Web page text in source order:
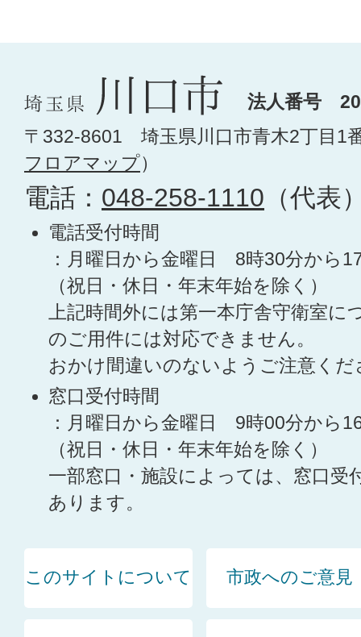
法人番号
〒332-8601 埼玉県川口市青木2丁目1
フロアマップ）
電話： 048-258-1110 （代表
電話受付時間
：月曜日から金曜日 8時30分から
（祝日・休日・年末年始を除く）
上記時間外には第一本庁舎守衛室に
のご用件には対応できません。
おかけ間違いのないようご注意くだ
窓口受付時間
：月曜日から金曜日 9時00分から
（祝日・休日・年末年始を除く）
一部窓口・施設によっては、窓口受
あります。
このサイトについて 市政へのご意見